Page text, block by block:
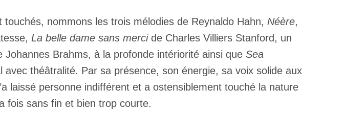
nommons les trois mélodies de Reynaldo Hahn, Néère,
La belle dame sans mercide Charles Villiers Stanford, un
Johannes Brahms, à la profonde intériorité ainsi que Sea
théâtralité. Par sa présence, son énergie, sa voix solide aux
laissé personne indifférent et a ostensiblement touché la nature
fois sans fin et bien trop courte.